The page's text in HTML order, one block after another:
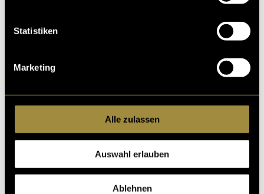
Statistiken
Marketing
Alle zulassen
Auswahl erlauben
Ablehnen